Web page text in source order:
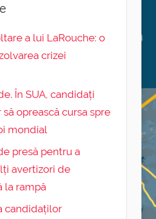
a lui LaRouche: o
crizei
În SUA, candidați
oprească cursa spre
mondial
presă pentru a
avertizori de
la rampă
candidaților